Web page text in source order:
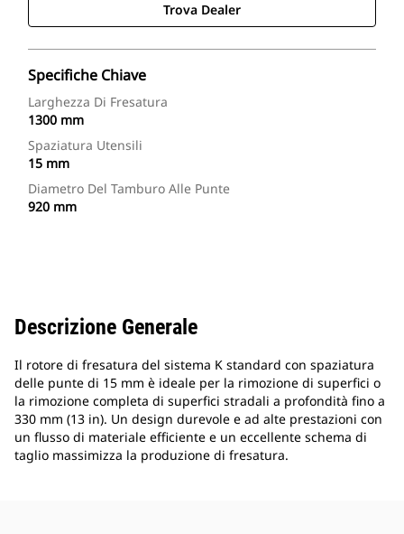
Trova Dealer
Specifiche Chiave
Larghezza Di Fresatura
1300 mm
Spaziatura Utensili
15 mm
Diametro Del Tamburo Alle Punte
920 mm
Descrizione Generale
Il rotore di fresatura del sistema K standard con spaziatura
delle punte di 15 mm è ideale per la rimozione di superfici o
la rimozione completa di superfici stradali a profondità fino a
330 mm (13 in). Un design durevole e ad alte prestazioni con
un flusso di materiale efficiente e un eccellente schema di
taglio massimizza la produzione di fresatura.